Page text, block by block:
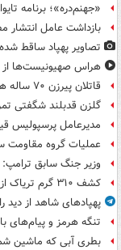
«جهنم‌دره»؛ برنامه
بازداشت عامل انتشار
تصاویر پهپاد ساقط
هراس صهیونیست‌ها
قاتلان پیرزن ۷۰ ساله همدانی با ۵۰ گرم طلا دستگیر شدند
گلزن قدبلند شگفتی
مدیرعامل پرسپولیس
عملیات گروه مقاومت
وزیر جنگ سابق ترامپ:
کشف ۳۱۰ گرم تریاک از معده مسافر اتوبوس در قاینات
پهپادهای شاهد از دید
تنگه هرمز و پیام‌های
بطری آبی که ماشین